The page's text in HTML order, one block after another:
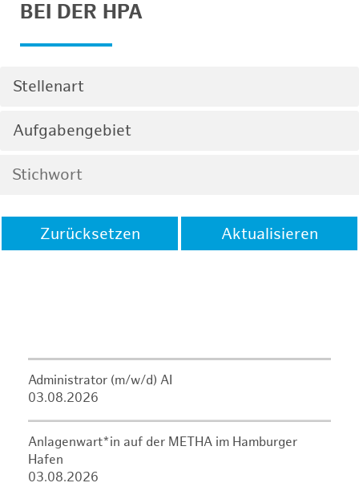
BEI DER HPA
Stellenart
Aufgabengebiet
Zurücksetzen Aktualisieren
Administrator (m/w/d) AI
03.08.2026
Anlagenwart*in auf der METHA im Hamburger
Hafen
03.08.2026